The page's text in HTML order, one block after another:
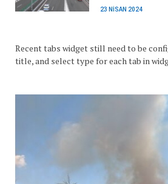
23 NISAN 2024
Recent tabs widget still need to be
title, and select type for each tab in